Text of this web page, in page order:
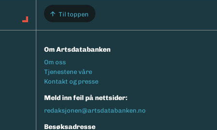
Til toppen
Om Artsdatabanken
Footermeny
Om oss
Tjenestene våre
Kontakt og presse
Meld inn feil på nettsider:
redaksjonen@artsdatabanken.no
Besøksadresse